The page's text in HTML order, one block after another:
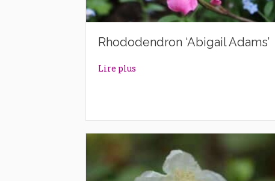
Rhododendron ‘Abigail Adams’
Lire plus